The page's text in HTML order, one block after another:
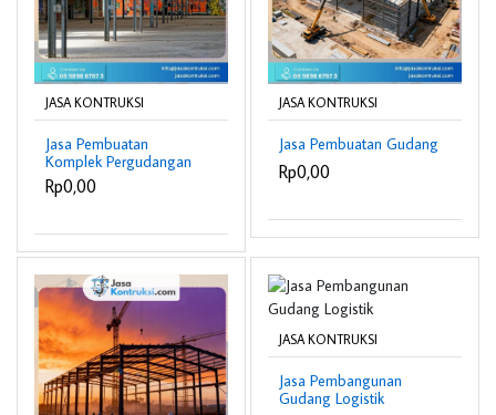
JASA KONTRUKSI
Jasa Pembuatan
Komplek Pergudangan
Rp0,00
JASA KONTRUKSI
Jasa Pembuatan Gudang
Rp0,00
JASA KONTRUKSI
Jasa Pembangunan
Gudang Logistik